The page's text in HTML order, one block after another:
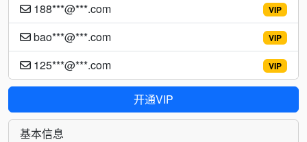
VIP
188***@***.com
VIP
bao***@***.com
VIP
125***@***.com
开通VIP
基本信息